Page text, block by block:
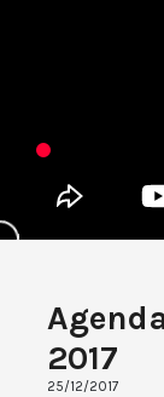
2017
25/12/2017